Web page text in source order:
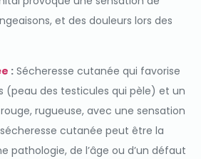
et des douleurs lors des
:Sécheresse cutanée qui favorise
(peau des testicules qui pèle) et un
rugueuse, avec une sensation
cutanée peut être la
pathologie, de l’âge ou d’un défaut